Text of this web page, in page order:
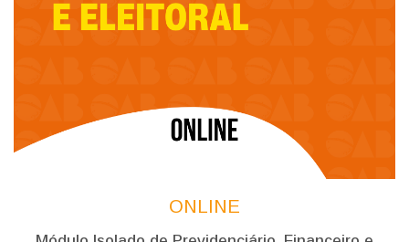
ONLINE